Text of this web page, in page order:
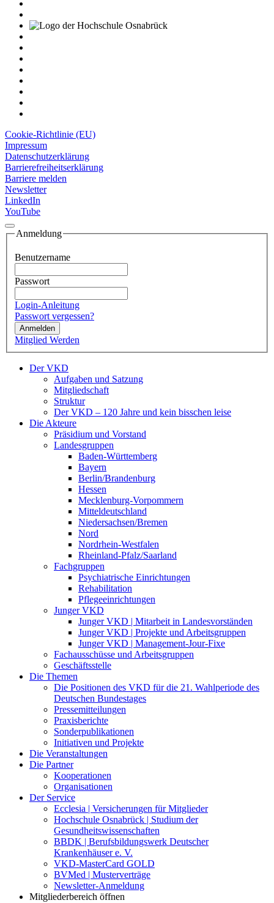
Cookie-Richtlinie (EU)
Impressum
Datenschutzerklärung
Barrierefreiheitserklärung
Barriere melden
Newsletter
LinkedIn
YouTube
Anmeldung
Benutzername
Passwort
Login-Anleitung
Passwort vergessen?
Anmelden
Mitglied Werden
Der VKD
Aufgaben und Satzung
Mitgliedschaft
Struktur
Der VKD – 120 Jahre und kein bisschen leise
Die Akteure
Präsidium und Vorstand
Landesgruppen
Baden-Württemberg
Bayern
Berlin/Brandenburg
Hessen
Mecklenburg-Vorpommern
Mitteldeutschland
Niedersachsen/Bremen
Nord
Nordrhein-Westfalen
Rheinland-Pfalz/Saarland
Fachgruppen
Psychiatrische Einrichtungen
Rehabilitation
Pflegeeinrichtungen
Junger VKD
Junger VKD | Mitarbeit in Landesvorständen
Junger VKD | Projekte und Arbeitsgruppen
Junger VKD | Management-Jour-Fixe
Fachausschüsse und Arbeitsgruppen
Geschäftsstelle
Die Themen
Die Positionen des VKD für die 21. Wahlperiode des
Deutschen Bundestages
Pressemitteilungen
Praxisberichte
Sonderpublikationen
Initiativen und Projekte
Die Veranstaltungen
Die Partner
Kooperationen
Organisationen
Der Service
Ecclesia | Versicherungen für Mitglieder
Hochschule Osnabrück | Studium der
Gesundheitswissenschaften
BBDK | Berufsbildungswerk Deutscher
Krankenhäuser e. V.
VKD-MasterCard GOLD
BVMed | Musterverträge
Newsletter-Anmeldung
Mitgliederbereich öffnen